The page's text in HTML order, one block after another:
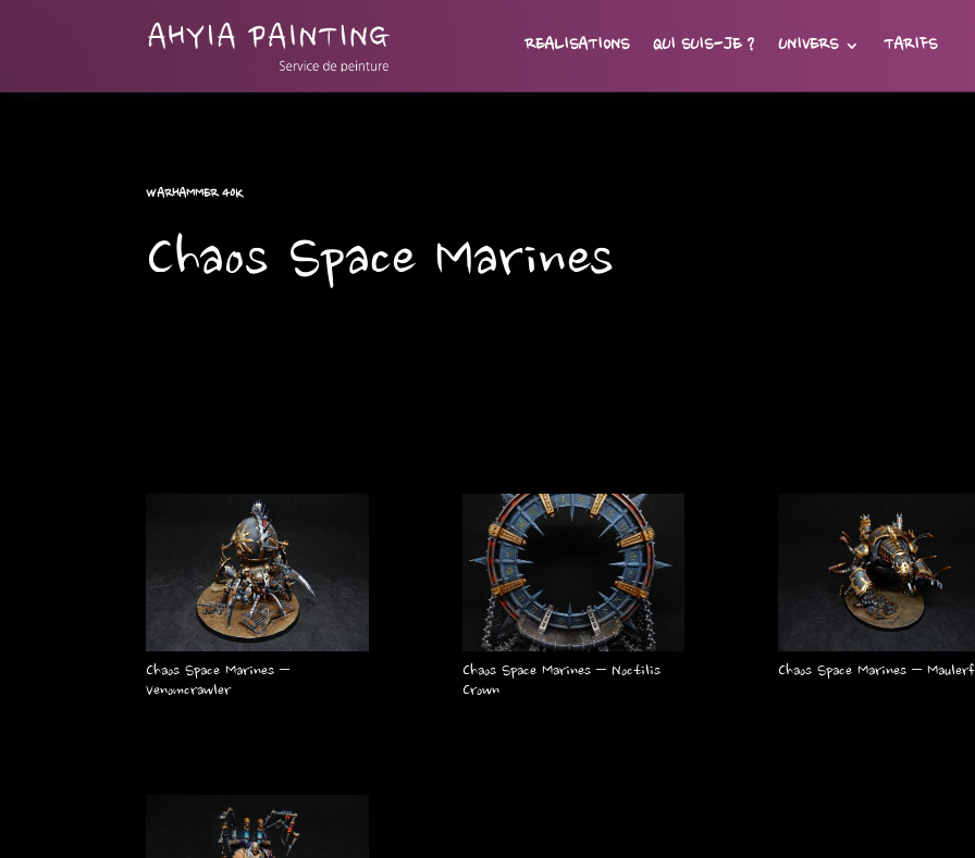
REALISATIONS QUI SUIS-JE ? UNIVERS TARIFS
WARHAMMER 40K
Chaos Space Marines
Chaos Space Marines –
Venomcrawler
Chaos Space Marines – Noctilis
Crown
Chaos Space Marines –